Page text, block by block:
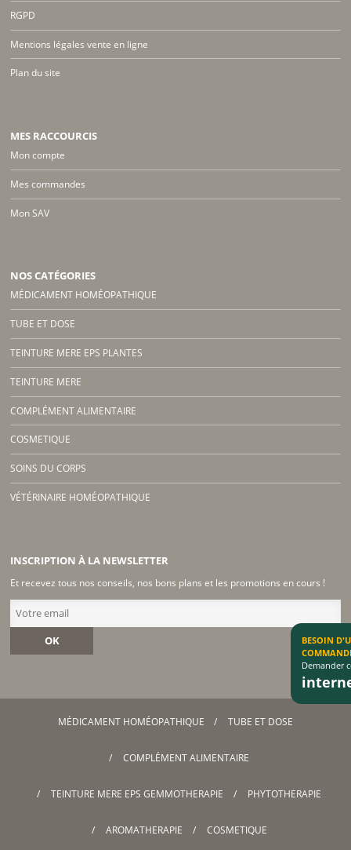
RGPD
Mentions légales vente en ligne
Plan du site
MES RACCOURCIS
Mon compte
Mes commandes
Mon SAV
NOS CATÉGORIES
MÉDICAMENT HOMÉOPATHIQUE
TUBE ET DOSE
TEINTURE MERE EPS PLANTES
TEINTURE MERE
COMPLÉMENT ALIMENTAIRE
COSMETIQUE
SOINS DU CORPS
VÉTÉRINAIRE HOMÉOPATHIQUE
INSCRIPTION À LA NEWSLETTER
Et recevez tous nos conseils, nos bons plans et les promotions en cours !
OK
MÉDICAMENT HOMÉOPATHIQUE TUBE ET DOSE
COMPLÉMENT ALIMENTAIRE
TEINTURE MERE EPS GEMMOTHERAPIE PHYTOTHERAPIE
AROMATHERAPIE COSMETIQUE
BESOIN
Demander